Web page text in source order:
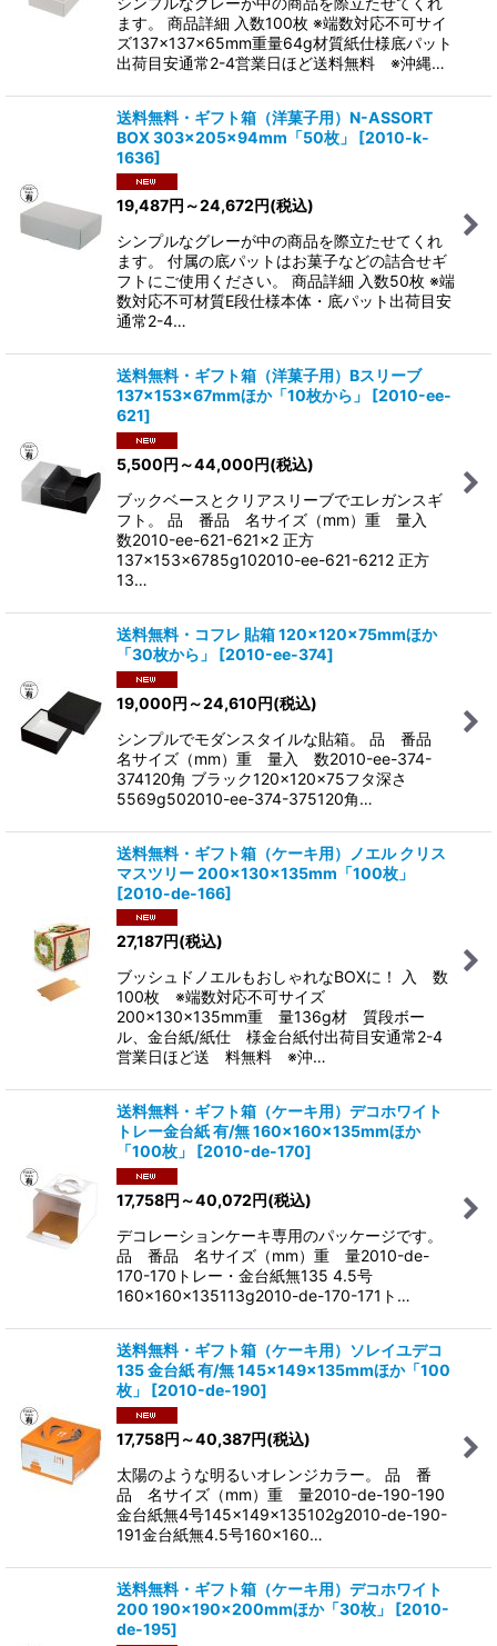
ます。 商品詳細 入数100枚 ※端数対応不可サイ
ズ137×137×65mm重量64g材質紙仕様底パット
出荷目安通常2-4営業日ほど送料無料 ※沖縄…
送料無料・ギフト箱（洋菓子用）N-ASSORT
BOX 303×205×94mm「50枚」
[2010-k-
1636]
19,487円 ～24,672円(税込)
シンプルなグレーが中の商品を際立たせてくれ
ます。 付属の底パットはお菓子などの詰合せギ
フトにご使用ください。 商品詳細 入数50枚 ※端
数対応不可材質E段仕様本体・底パット出荷目安
通常2-4…
送料無料・ギフト箱（洋菓子用）Bスリーブ
137×153×67mmほか「10枚から」
[2010-ee-
621]
5,500円 ～44,000円(税込)
ブックベースとクリアスリーブでエレガンスギ
フト。 品 番品 名サイズ（mm）重 量入
数2010-ee-621-621x2 正方
137×153×6785g102010-ee-621-6212 正方
13…
送料無料・コフレ 貼箱 120×120×75mmほか
「30枚から」
[2010-ee-374]
19,000円 ～24,610円(税込)
シンプルでモダンスタイルな貼箱。 品 番品
名サイズ（mm）重 量入 数2010-ee-374-
374120角 ブラック120×120×75フタ深さ
5569g502010-ee-374-375120角…
送料無料・ギフト箱（ケーキ用）ノエル クリス
マスツリー 200×130×135mm「100枚」
[2010-de-166]
27,187円(税込)
ブッシュドノエルもおしゃれなBOXに！ 入 数
100枚 ※端数対応不可サイズ
200×130×135mm重 量136g材 質段ボー
ル、金台紙/紙仕 様金台紙付出荷目安通常2-4
営業日ほど送 料無料 ※沖…
送料無料・ギフト箱（ケーキ用）デコホワイト
トレー金台紙 有/無 160×160×135mmほか
「100枚」
[2010-de-170]
17,758円 ～40,072円(税込)
デコレーションケーキ専用のパッケージです。
品 番品 名サイズ（mm）重 量2010-de-
170-170トレー・金台紙無135 4.5号
160×160×135113g2010-de-170-171ト…
送料無料・ギフト箱（ケーキ用）ソレイユデコ
135 金台紙 有/無 145×149×135mmほか「100
枚」
[2010-de-190]
17,758円 ～40,387円(税込)
太陽のような明るいオレンジカラー。 品 番
品 名サイズ（mm）重 量2010-de-190-190
金台紙無4号145×149×135102g2010-de-190-
191金台紙無4.5号160×160…
送料無料・ギフト箱（ケーキ用）デコホワイト
200 190×190×200mmほか「30枚」
[2010-
de-195]